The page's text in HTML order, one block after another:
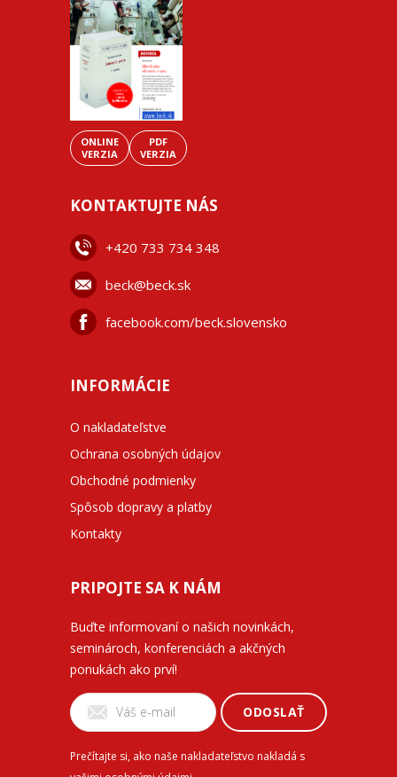
ONLINE
VERZIA
PDF
VERZIA
KONTAKTUJTE NÁS
+420 733 734 348
beck@beck.sk
facebook.com/beck.slovensko
INFORMÁCIE
O nakladateľstve
Ochrana osobných údajov
Obchodné podmienky
Spôsob dopravy a platby
Kontakty
PRIPOJTE SA K NÁM
Buďte informovaní o našich novinkách,
seminároch, konferenciách a akčných
ponukách ako prví!
ODOSLAŤ
Prečítajte si, ako naše nakladateľstvo nakladá s